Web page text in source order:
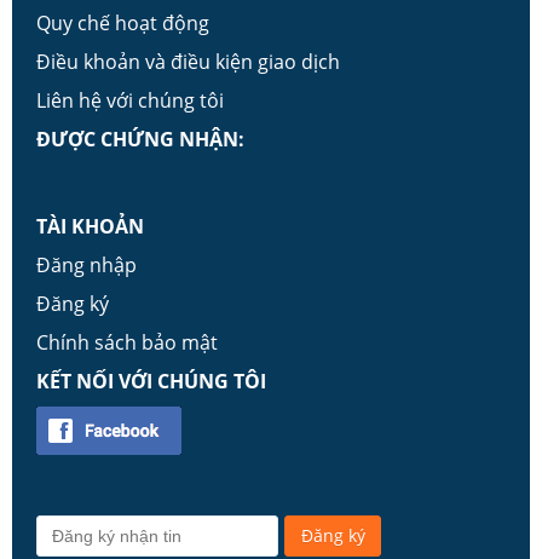
Quy chế hoạt động
Điều khoản và điều kiện giao dịch
Liên hệ với chúng tôi
ĐƯỢC CHỨNG NHẬN:
TÀI KHOẢN
Đăng nhập
Đăng ký
Chính sách bảo mật
KẾT NỐI VỚI CHÚNG TÔI